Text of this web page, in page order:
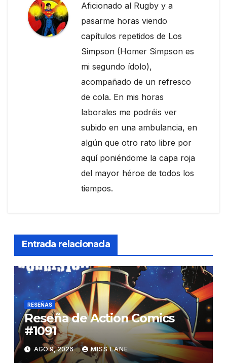
Aficionado al Rugby y a
pasarme horas viendo
capítulos repetidos de Los
Simpson (Homer Simpson es
mi segundo ídolo),
acompañado de un refresco
de cola. En mis horas
laborales me podréis ver
subido en una ambulancia, en
algún que otro rato libre por
aquí poniéndome la capa roja
del mayor héroe de todos los
tiempos.
Entrada relacionada
RESEÑAS
Reseña de Action Comics
#1091
AGO 9, 2026 MISS LANE